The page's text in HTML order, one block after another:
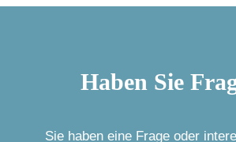
Haben Sie
Sie haben eine Frage oder